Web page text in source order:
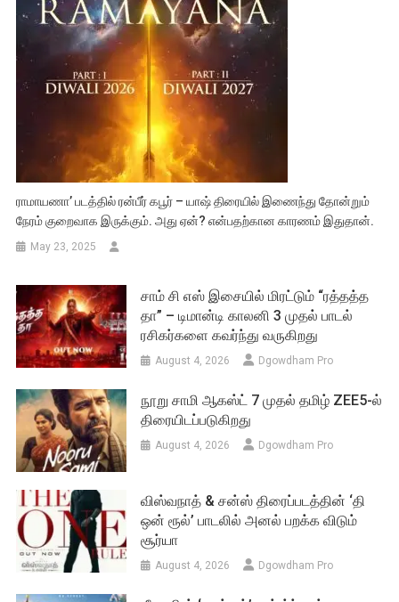
ராமாயணா’ படத்தில் ரன்பீர் கபூர் – யாஷ் திரையில் இணைந்து தோன்றும்
நேரம் குறைவாக இருக்கும். அது ஏன்? என்பதற்கான காரணம் இதுதான்.
May 23, 2025
சாம் சி எஸ் இசையில் மிரட்டும் “ரத்தத்த
தா” – டிமான்டி காலனி 3 முதல் பாடல்
ரசிகர்களை கவர்ந்து வருகிறது
August 4, 2026 Dgowdham Pro
நூறு சாமி ஆகஸ்ட் 7 முதல் தமிழ் ZEE5-ல்
திரையிடப்படுகிறது
August 4, 2026 Dgowdham Pro
விஸ்வநாத் & சன்ஸ் திரைப்படத்தின் ‘தி
ஒன் ரூல்’ பாடலில் அனல் பறக்க விடும்
சூர்யா
August 4, 2026 Dgowdham Pro